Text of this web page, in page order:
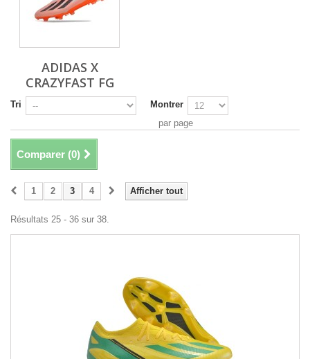
ADIDAS X
CRAZYFAST FG
Tri
Montrer
par page
Comparer (0)
Afficher tout
1 2 3 4
Résultats 25 - 36 sur 38.